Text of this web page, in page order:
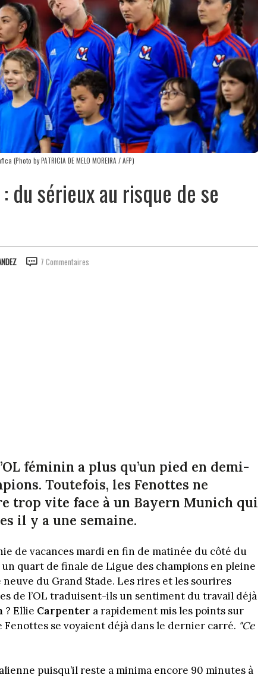
by PATRICIA DE MELO MOREIRA / AFP)
du sérieux au risque de se
7 Commentaires
féminin a plus qu’un pied en demi-
Toutefois, les Fenottes ne
trop vite face à un Bayern Munich qui
il y a une semaine.
de vacances mardi en fin de matinée du côté du
quart de finale de Ligue des champions en pleine
du Grand Stade. Les rires et les sourires
de l’OL traduisent-ils un sentiment du travail déjà
? Ellie Carpenter a rapidement mis les points sur
Fenottes se voyaient déjà dans le dernier carré. "Ce
puisqu’il reste a minima encore 90 minutes à